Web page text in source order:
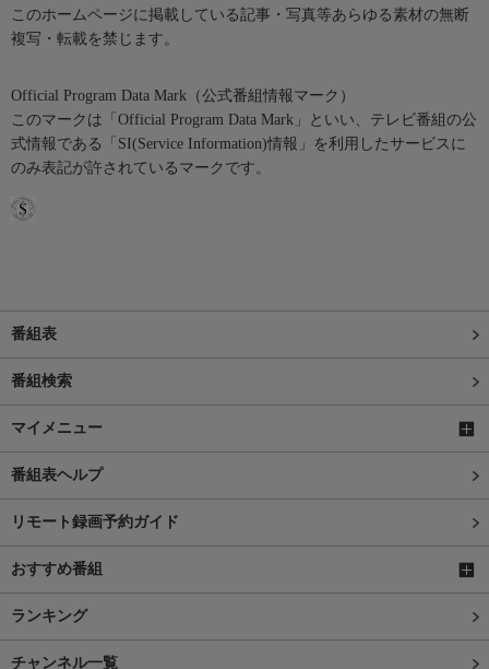
このホームページに掲載している記事・写真等あらゆる素材の無断
複写・転載を禁じます。
Official Program Data Mark（公式番組情報マーク）
このマークは「Official Program Data Mark」といい、テレビ番組の公
式情報である「SI(Service Information)情報」を利用したサービスに
のみ表記が許されているマークです。
番組表
番組検索
マイメニュー
番組表ヘルプ
リモート録画予約ガイド
おすすめ番組
ランキング
チャンネル一覧